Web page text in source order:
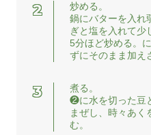
炒める。
鍋にバターを入れ
ぎと塩を入れて少
5分ほど炒める。
ずにそのまま加え
煮る。
❷に水を切った豆
まぜし、時々あく
む。